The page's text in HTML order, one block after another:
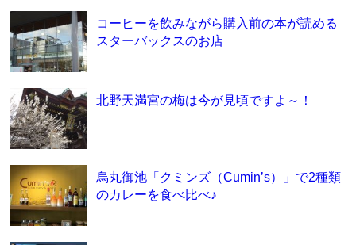
コーヒーを飲みながら購入前の本が読める
スターバックスのお店
北野天満宮の梅は今が見頃ですよ～！
烏丸御池「クミンズ（Cumin’s）」で2種類
のカレーを食べ比べ♪